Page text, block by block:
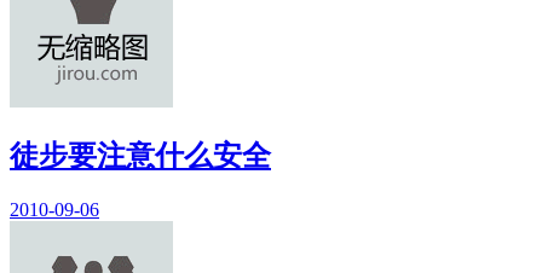
徒步要注意什么安全
2010-09-06